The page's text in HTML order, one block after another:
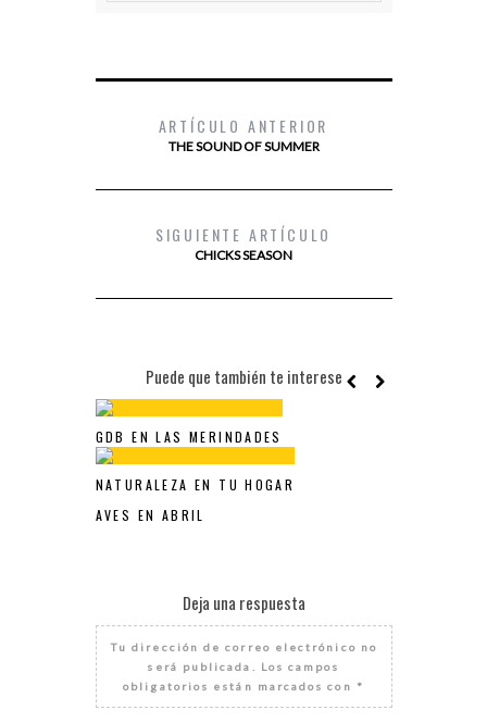
ARTÍCULO ANTERIOR
THE SOUND OF SUMMER
SIGUIENTE ARTÍCULO
CHICKS SEASON
Puede que también te interese
GDB EN LAS MERINDADES
NATURALEZA EN TU HOGAR
AVES EN ABRIL
Deja una respuesta
Tu dirección de correo electrónico no
será publicada.
Los campos
obligatorios están marcados con *